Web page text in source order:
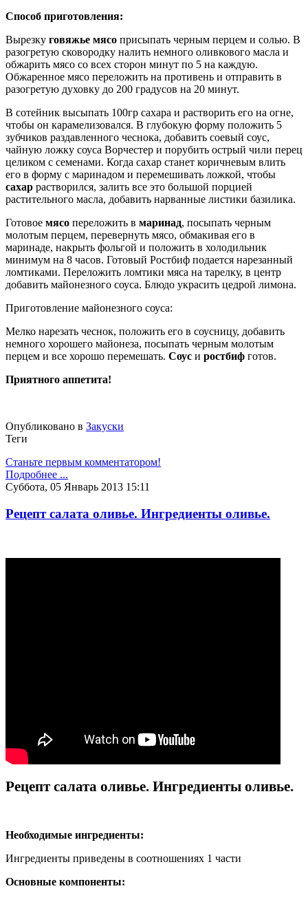
Способ приготовления:
Вырезку говяжье мясо присыпать черным перцем и солью. В
разогретую сковородку налить немного оливкового масла и
обжарить мясо со всех сторон минут по 5 на каждую.
Обжаренное мясо переложить на противень и отправить в
разогретую духовку до 200 градусов на 20 минут.
В сотейник высыпать 100гр сахара и растворить его на огне,
чтобы он карамелизовался. В глубокую форму положить 5
зубчиков раздавленного чеснока, добавить соевый соус,
чайную ложку соуса Ворчестер и порубить острый чили перец
целиком с семенами. Когда сахар станет коричневым влить
его в форму с маринадом и перемешивать ложкой, чтобы
сахар растворился, залить все это большой порцией
растительного масла, добавить нарванные листики базилика.
Готовое мясо переложить в маринад, посыпать черным
молотым перцем, перевернуть мясо, обмакивая его в
маринаде, накрыть фольгой и положить в холодильник
минимум на 8 часов. Готовый Ростбиф подается нарезанный
ломтиками. Переложить ломтики мяса на тарелку, в центр
добавить майонезного соуса. Блюдо украсить цедрой лимона.
Приготовление майонезного соуса:
Мелко нарезать чеснок, положить его в соусницу, добавить
немного хорошего майонеза, посыпать черным молотым
перцем и все хорошо перемешать. Соус и ростбиф готов.
Приятного аппетита!
Опубликовано в Закуски
Теги
Станьте первым комментатором!
Подробнее ...
Суббота, 05 Январь 2013 15:11
Рецепт салата оливье. Ингредиенты оливье.
Рецепт салата оливье. Ингредиенты оливье.
Необходимые ингредиенты:
Ингредиенты приведены в соотношениях 1 части
Основные компоненты: